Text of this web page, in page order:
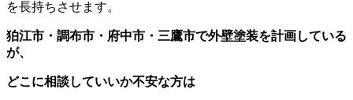
を長持ちさせます。
狛江市・調布市・府中市・三鷹市で外壁塗装を計画している
が、
どこに相談していいか不安な方は